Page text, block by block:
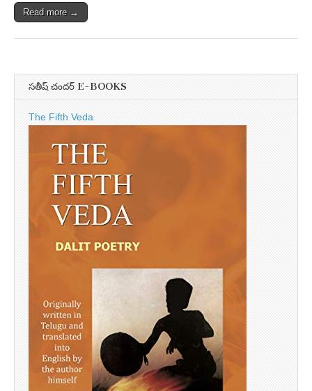
Read more →
సతీష్ చందర్ E-BOOKS
The Fifth Veda